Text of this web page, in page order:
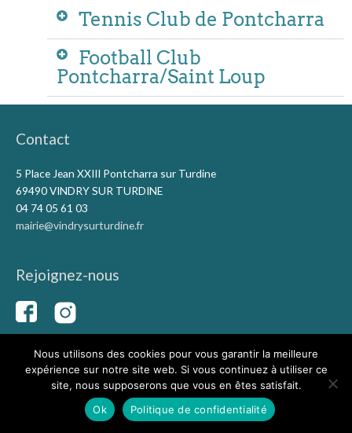
Tennis Club de Pontcharra
Football Club
Pontcharra/Saint Loup
Contact
5 Place Jean XXIII Pontcharra sur Turdine
69490 VINDRY SUR TURDINE
04 74 05 61 03
mairie@vindrysurturdine.fr
Rejoignez-nous
Copyright © 2026Vindry-sur-Turdine |Mentions légales
Conception du site Capolina
Nous utilisons des cookies pour vous garantir la meilleure
expérience sur notre site web. Si vous continuez à utiliser ce
site, nous supposerons que vous en êtes satisfait.
Ok
Politique de confidentialité